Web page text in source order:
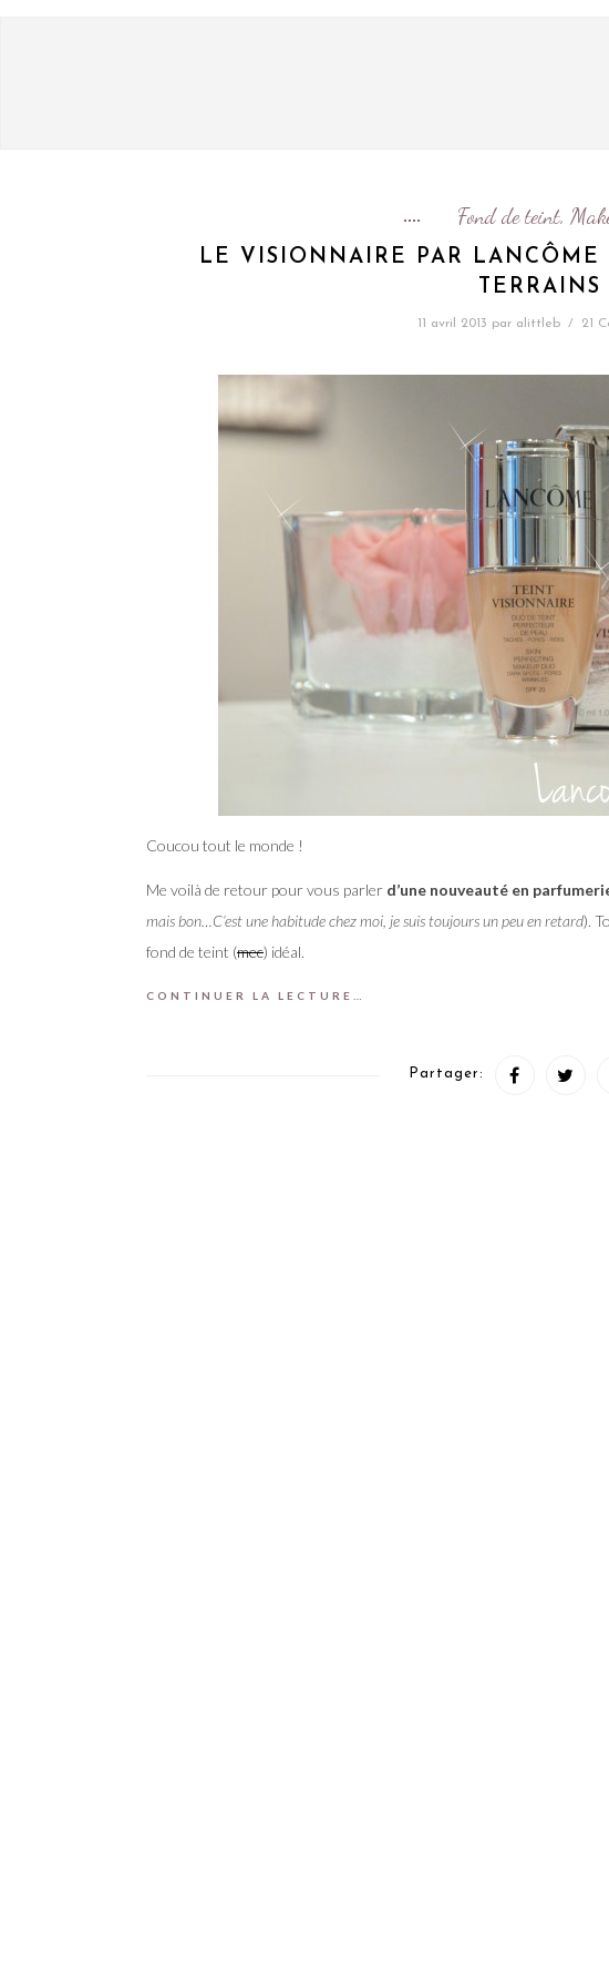
Fond de teint,
LE VISIONNAIRE PAR
TERRAINS
11 avril 2013 par alittleb / 21
Coucou tout le monde !
Me voilà de retour pour vous parler d’une nouveauté en
mais bon…C’est une habitude chez moi, je suis toujours un peu en retard).
fond de teint (mec) idéal.
CONTINUER LA LECTURE…
Partager: